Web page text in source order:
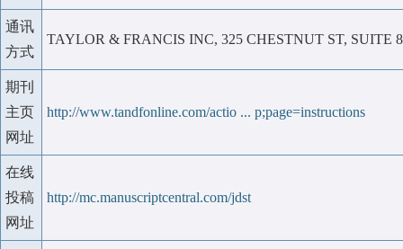
通讯
方式
TAYLOR & FRANCIS INC, 325 CHESTNUT ST, SUITE
期刊
主页
网址
http://www.tandfonline.com/actio ... p;page=instructions
在线
投稿
网址
http://mc.manuscriptcentral.com/jdst